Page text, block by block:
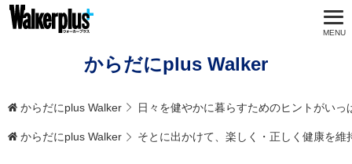
からだにplus Walker
からだにplus Walker 日々を健やかに暮らすためのヒントがいっ
からだにplus Walker そとに出かけて、楽しく・正しく健康を維